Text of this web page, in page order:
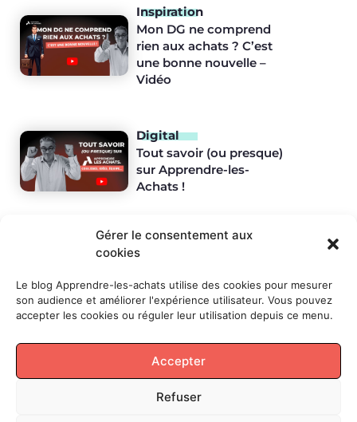
Gérer le consentement aux
cookies
Le blog Apprendre-les-achats utilise des cookies pour mesurer
son audience et améliorer l'expérience utilisateur. Vous pouvez
accepter les cookies ou réguler leur utilisation depuis ce menu.
Accepter
Refuser
Inspiration
Mon DG ne comprend
rien aux achats ? C’est
une bonne nouvelle –
Vidéo
Digital
Tout savoir (ou presque)
sur Apprendre-les-
Achats !
LES SUJETS
DigitalInspirationManagement
Masterclass
PratiquesActualités
Et si
on
parlait
Achats
SUIVEZ-MOI